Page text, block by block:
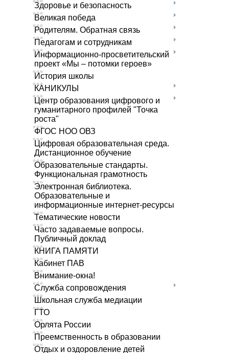
Здоровье и безопасность
Великая победа
Родителям. Обратная связь
Педагогам и сотрудникам
Информационно-просветительский
проект «Мы – потомки героев»
История школы
КАНИКУЛЫ
Центр образования цифрового и
гуманитарного профилей "Точка
роста"
ФГОС НОО ОВЗ
Цифровая образовательная среда.
Дистанционное обучение
Образовательные стандарты.
Функциональная грамотность
Электронная библиотека.
Образовательные и
информационные интернет-ресурсы
Тематические новости
Часто задаваемые вопросы.
Публичный доклад
КНИГА ПАМЯТИ
Кабинет ПАВ
Внимание-окна!
Служба сопровождения
Школьная служба медиации
ГТО
Орлята России
Преемственность в образовании
Отдых и оздоровление детей